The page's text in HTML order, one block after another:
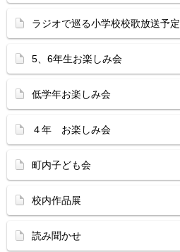
ラジオで巡る小学校校歌放送予定
5、6年生お楽しみ会
低学年お楽しみ会
４年 お楽しみ会
町内子ども会
校内作品展
読み聞かせ